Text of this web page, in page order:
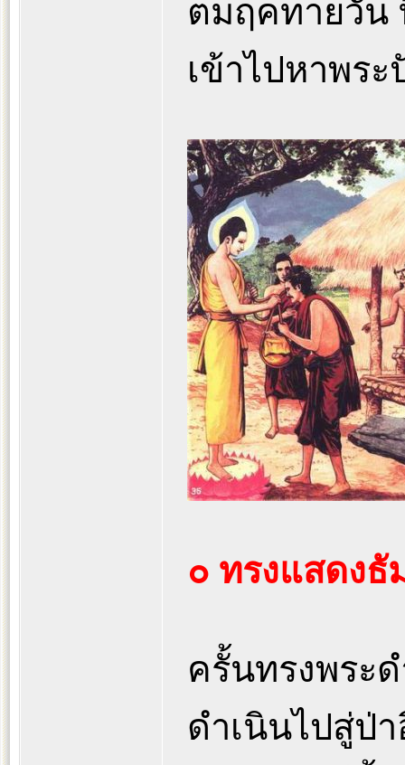
ตมฤคทายวัน
เข้าไปหาพร
๐ ทรงแสดง
ครั้นทรงพระ
ดำเนินไปสู่ป่